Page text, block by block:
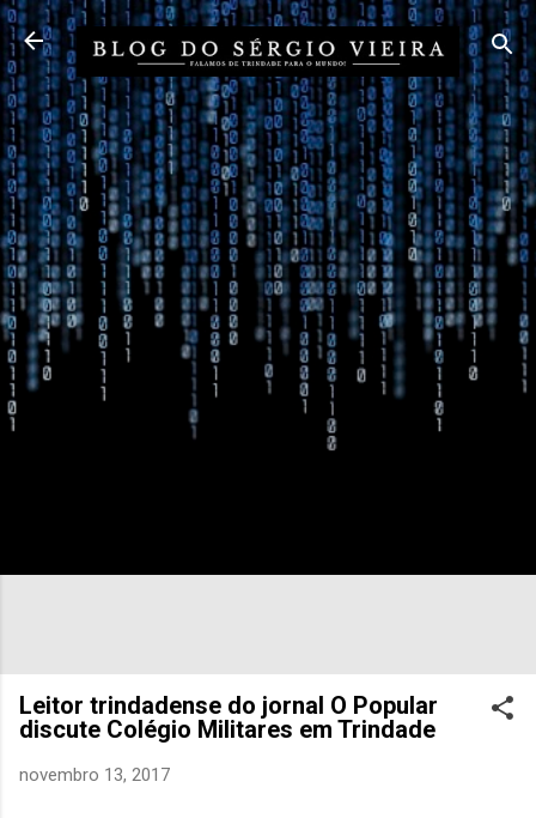
Pular para o conteúdo principal
Leitor trindadense do jornal O Popular
discute Colégio Militares em Trindade
novembro 13, 2017